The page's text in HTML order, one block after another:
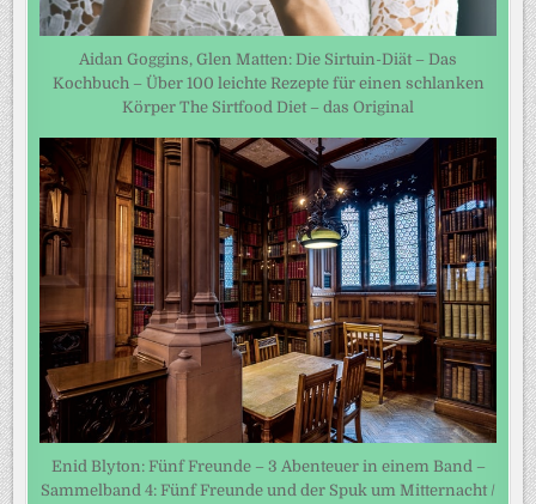
Aidan Goggins, Glen Matten: Die Sirtuin-Diät – Das
Kochbuch – Über 100 leichte Rezepte für einen schlanken
Körper The Sirtfood Diet – das Original
Enid Blyton: Fünf Freunde – 3 Abenteuer in einem Band –
Sammelband 4: Fünf Freunde und der Spuk um Mitternacht /